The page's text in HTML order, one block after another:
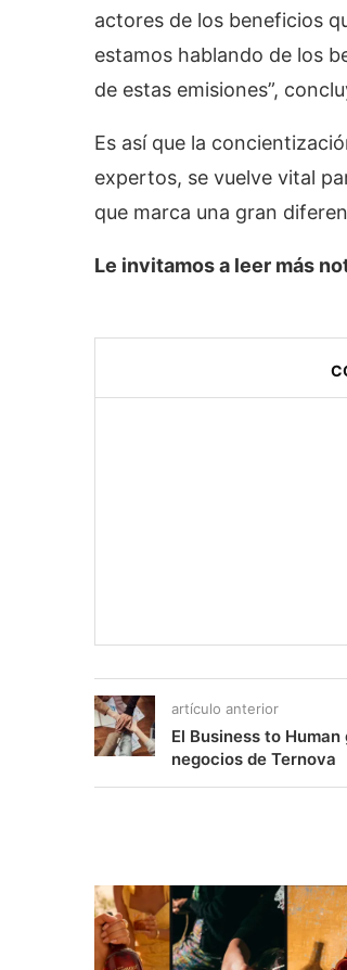
actores de los beneficios
estamos hablando de los
de estas emisiones”,
Es así que la
expertos, se vuelve vital
que marca una gran
Le invitamos a leer más
artículo anterior
El Business to
negocios de Ternova